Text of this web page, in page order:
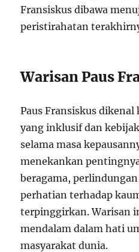
Fransiskus dibawa
peristirahatan
Warisan Paus
Paus Fransiskus
yang inklusif dan
selama masa
menekankan
beragama,
perhatian terhadap
terpinggirkan. Warisan
mendalam dalam hati
masyarakat dunia.